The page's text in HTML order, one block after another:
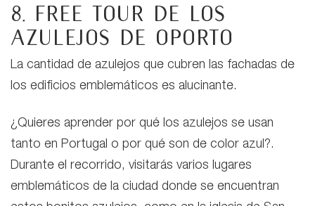
8. Free tour de los
azulejos de Oporto
La cantidad de azulejos que cubren las fachadas de
los edificios emblemáticos es alucinante.
¿Quieres aprender por qué los azulejos se usan
tanto en Portugal o por qué son de color azul?.
Durante el recorrido, visitarás varios lugares
emblemáticos de la ciudad donde se encuentran